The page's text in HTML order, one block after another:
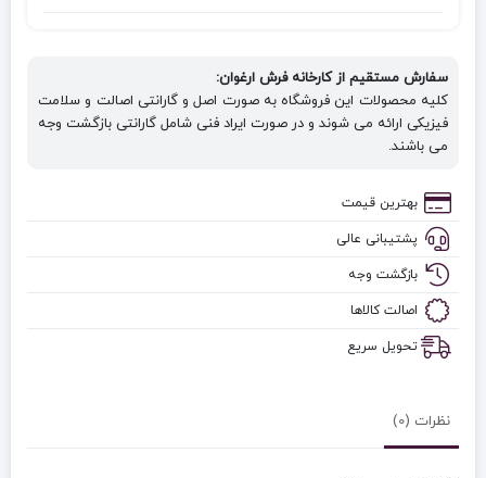
سفارش مستقیم از کارخانه فرش ارغوان:
کلیه محصولات این فروشگاه به صورت اصل و گارانتی اصالت و سلامت
فیزیکی ارائه می شوند و در صورت ایراد فنی شامل گارانتی بازگشت وجه
می باشند.
بهترین قیمت
پشتیبانی عالی
بازگشت وجه
اصالت کالاها
تحویل سریع
نظرات (0)